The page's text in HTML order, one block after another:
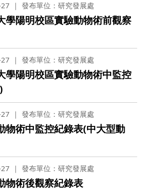
發布單位：研究發展處
學陽明校區實驗動物術前觀察
發布單位：研究發展處
學陽明校區實驗動物術中監控
發布單位：研究發展處
物術中監控紀錄表(中大型動
發布單位：研究發展處
物術後觀察紀錄表